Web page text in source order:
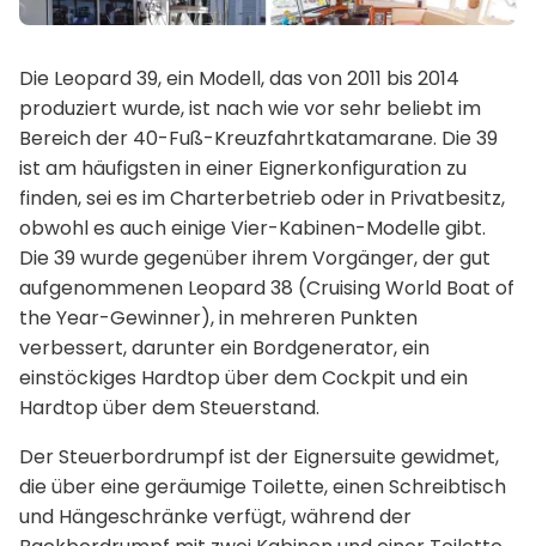
Die Leopard 39, ein Modell, das von 2011 bis 2014
produziert wurde, ist nach wie vor sehr beliebt im
Bereich der 40-Fuß-Kreuzfahrtkatamarane. Die 39
ist am häufigsten in einer Eignerkonfiguration zu
finden, sei es im Charterbetrieb oder in Privatbesitz,
obwohl es auch einige Vier-Kabinen-Modelle gibt.
Die 39 wurde gegenüber ihrem Vorgänger, der gut
aufgenommenen Leopard 38 (Cruising World Boat of
the Year-Gewinner), in mehreren Punkten
verbessert, darunter ein Bordgenerator, ein
einstöckiges Hardtop über dem Cockpit und ein
Hardtop über dem Steuerstand.
Der Steuerbordrumpf ist der Eignersuite gewidmet,
die über eine geräumige Toilette, einen Schreibtisch
und Hängeschränke verfügt, während der